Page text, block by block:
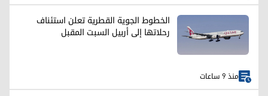
الخطوط الجوية القطرية تعلن استئناف
رحلاتها إلى أربيل السبت المقبل
منذ 9 ساعات